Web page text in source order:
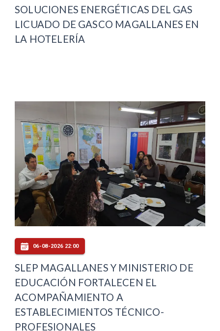
SOLUCIONES ENERGÉTICAS DEL GAS
LICUADO DE GASCO MAGALLANES EN
LA HOTELERÍA
06-08-2026 22:00
SLEP MAGALLANES Y MINISTERIO DE
EDUCACIÓN FORTALECEN EL
ACOMPAÑAMIENTO A
ESTABLECIMIENTOS TÉCNICO-
PROFESIONALES